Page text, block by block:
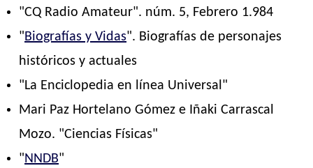
"CQ Radio Amateur". núm. 5, Febrero 1.984
"Biografías y Vidas". Biografías de personajes
históricos y actuales
"La Enciclopedia en línea Universal"
Mari Paz Hortelano Gómez e Iñaki Carrascal
Mozo. "Ciencias Físicas"
"NNDB"